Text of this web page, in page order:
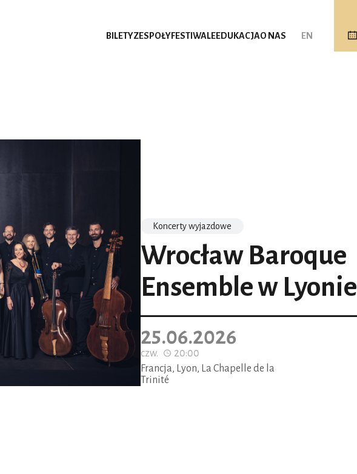
BILETYZESPOŁYFESTIWALEEDUKACJAO NAS EN
Koncerty wyjazdowe
Wrocław Baroque
Ensemble w Lyonie
25.06.2026
czw.
20:00
Francja, Lyon, La Chapelle de la
Trinité